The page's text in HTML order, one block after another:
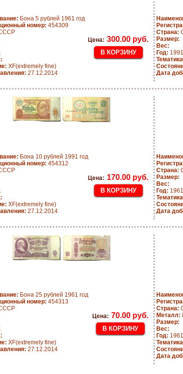
Бона 5 рублей 1961 год
номер: 454309
XF(extremely fine)
27.12.2014
Цена: 300.00 руб.
Страна:
Размер:
Вес:
Год: 1991
Дата
Бона 10 рублей 1991 год
номер: 454312
XF(extremely fine)
27.12.2014
Цена: 170.00 руб.
Страна:
Размер:
Вес:
Год: 1961
Дата
Бона 25 рублей 1961 год
номер: 454313
XF(extremely fine)
27.12.2014
Цена: 70.00 руб.
Страна:
Металл:
Размер:
Вес:
Год: 1961
Дата